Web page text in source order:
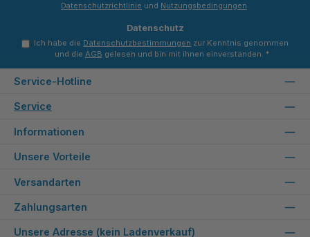
Datenschutzrichtlinie und Nutzungsbedingungen.
Datenschutz
Ich habe die Datenschutzbestimmungen zur Kenntnis genommen
und die AGB gelesen und bin mit ihnen einverstanden. *
Service-Hotline
Service
Informationen
Unsere Vorteile
Versandarten
Zahlungsarten
Unsere Adresse (kein Ladenverkauf)